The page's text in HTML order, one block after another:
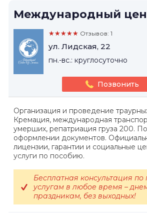
Международный
★★★★★ Отзывов: 1
ул. Лидская, 22
пн.-вс.: круглосуточно
Позвонить
Организация и проведение
Кремация, международная
умерших, репатриация груза 200.
оформлении документов.
лицензии, гарантии и социальные
услуги по пособию.
Бесплатная консультация
услугам в любое время –
праздникам, без выходных!